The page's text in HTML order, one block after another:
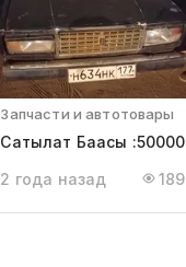
Запчасти и автотовары
Сатылат Баасы :50000
2 года назад
189